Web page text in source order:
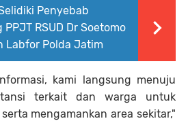
Penyebab
RSUD Dr Soetomo
Labfor Polda Jatim
kami langsung menuju
terkait dan warga untuk
mengamankan area sekitar,"